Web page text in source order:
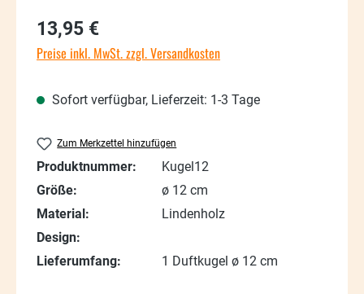
Regulärer Preis:
13,95 €
Preise inkl. MwSt. zzgl. Versandkosten
Sofort verfügbar, Lieferzeit: 1-3 Tage
Zum Merkzettel hinzufügen
Produktnummer:
Kugel12
Größe:
ø 12 cm
Material:
Lindenholz
Design:
Lieferumfang:
1 Duftkugel ø 12 cm